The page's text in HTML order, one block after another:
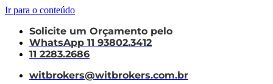
Ir para o conteúdo
Solicite um Orçamento pelo
WhatsApp 11 93802.3412
11 2283.2686
witbrokers@witbrokers.com.br